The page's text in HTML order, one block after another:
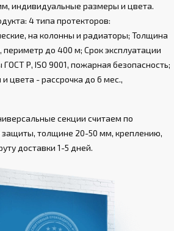
индивидуальные размеры и цвета.
4 типа протекторов:
на колонны и радиаторы; Толщина
до 400 м; Срок эксплуатации
Р, ISO 9001, пожарная безопасность;
- рассрочка до 6 мес.,
секции считаем по
защиты, толщине 20-50 мм, креплению,
доставки 1-5 дней.